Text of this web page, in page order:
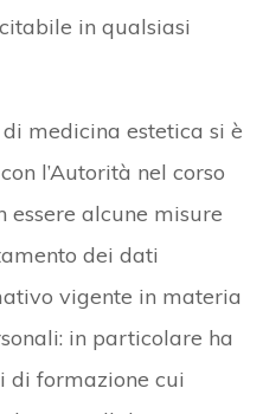
in qualsiasi
medicina estetica si è
l’Autorità nel corso
essere alcune misure
dei dati
vigente in materia
in particolare ha
di formazione cui